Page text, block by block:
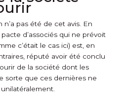
n’a pas été de cet avis. En
d’associés qui ne prévoit
c’était le cas ici) est, en
réputé avoir été conclu
de la société dont les
sorte que ces dernières ne